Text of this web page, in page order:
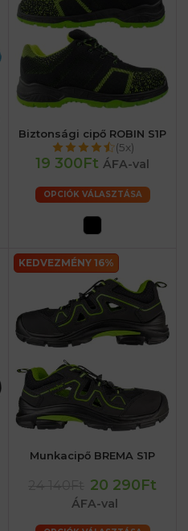
Biztonsági cipő ROBIN S1P
(5x)
19 300Ft ÁFA-val
OPCIÓK VÁLASZTÁSA
KEDVEZMÉNY 16%
Munkacipő BREMA S1P
20 290Ft
ÁFA-val